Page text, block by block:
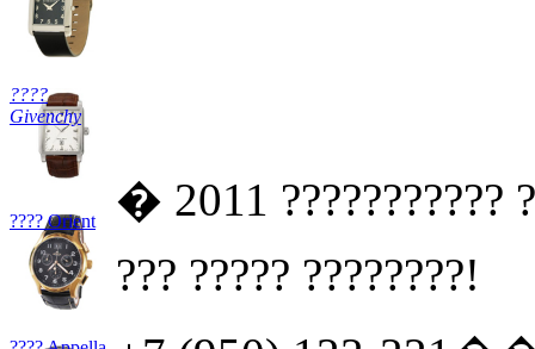
????
Givenchy
???? Orient
� 2011 ???????????
??? ????? ????????!